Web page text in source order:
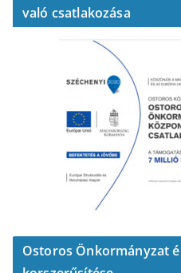
való csatlakozása
Ostoros Önkormányzat